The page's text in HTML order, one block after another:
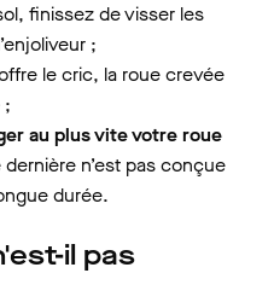
finissez de visser les
;
le cric, la roue crevée
;
au plus vite votre roue
n’est pas conçue
durée.
il pas